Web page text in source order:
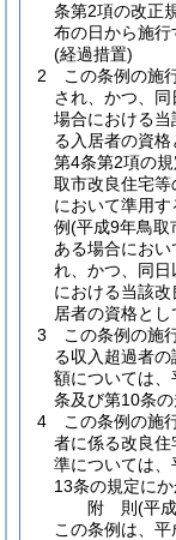
条第2項の改正
布の日から施行
(経過措置)
2
この条例の施
され、かつ、
場合における
る入居者の資
第4条第2項の
取市改良住宅
において準用
例(平成9年鳥取
ある場合にお
れ、かつ、同日
における当該
居者の資格とし
3
この条例の施
る収入超過者
額については
条及び第10条
4
この条例の施
者に係る改良
準については
13条の規定に
附 則(平
この条例は、平